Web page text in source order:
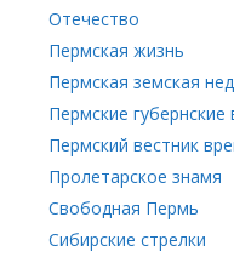
Отечество
Пермская жизнь
Пермская земская
Пермские
Пермский вестник
Пролетарское знамя
Свободная Пермь
Сибирские стрелки